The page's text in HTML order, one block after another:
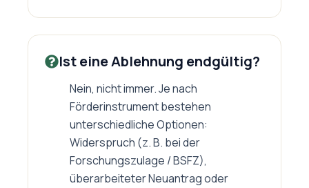
Ist eine Ablehnung endgültig?
Nein, nicht immer. Je nach
Förderinstrument bestehen
unterschiedliche Optionen:
Widerspruch (z. B. bei der
Forschungszulage / BSFZ),
überarbeiteter Neuantrag oder